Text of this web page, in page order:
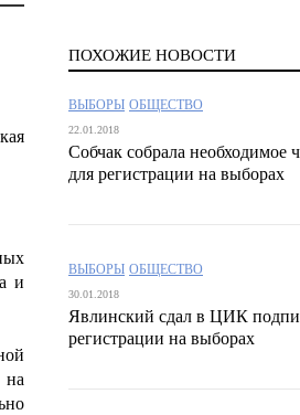
и
ПОХОЖИЕ НОВОСТИ
ВЫБОРЫ ОБЩЕСТВО
22.01.2018
Собчак собрала необходимое
для регистрации на выборах‍
ВЫБОРЫ ОБЩЕСТВО
30.01.2018
Явлинский сдал в ЦИК
регистрации на выборах